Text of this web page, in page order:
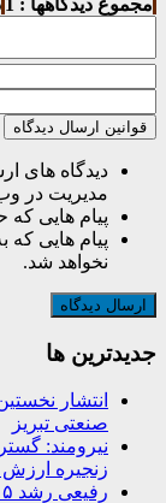
قوانین ارسال دیدگاه
دیدگاه های
مدیریت در
پیام هایی که
پیام هایی که
نخواهد شد.
جديدترين ها
انتشار
صنعتی تبریز
نیرومند:
زنجیره